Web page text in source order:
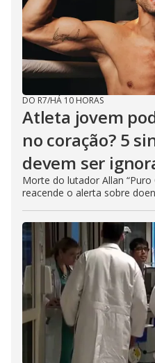
DO R7/HÁ 10 HORAS
Atleta jovem
no coração? 5
devem ser
Morte do lutador Allan “Puro
reacende o alerta sobre